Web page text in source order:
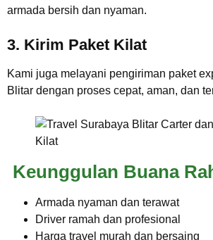
armada bersih dan nyaman.
3. Kirim Paket Kilat
Kami juga melayani pengiriman paket
Blitar dengan proses cepat, aman, dan
Keunggulan Buana
Armada nyaman dan terawat
Driver ramah dan profesional
Harga travel murah dan bersaing